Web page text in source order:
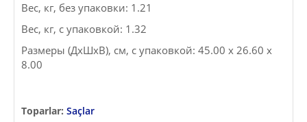
Вес, кг, без упаковки: 1.21
Вес, кг, с упаковкой: 1.32
Размеры (ДxШxВ), см, с упаковкой: 45.00 x 26.60 x
8.00
Toparlar: Saçlar